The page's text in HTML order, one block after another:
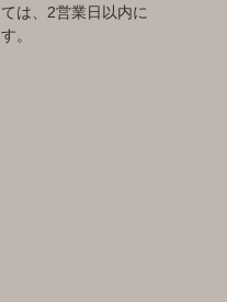
は、2営業日以内に
。